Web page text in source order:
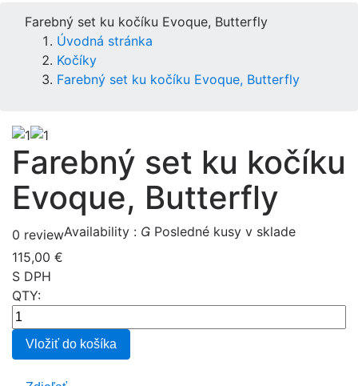
Farebný set ku kočíku Evoque, Butterfly
Úvodná stránka
Kočíky
Farebný set ku kočíku Evoque, Butterfly
Farebný set ku kočíku
Evoque, Butterfly
0 reviewAvailability :  Posledné kusy v sklade
115,00 €
S DPH
QTY:
Vložiť do košíka